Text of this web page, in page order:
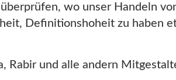
wo unser Handeln
Definitionshoheit zu haben
Rabir und alle andern